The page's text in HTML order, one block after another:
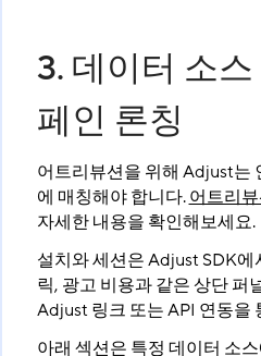
3. 데이터 소
페인 론칭
어트리뷰션을 위해 Adjust는
에 매칭해야 합니다.어트리
자세한 내용을 확인해보세요.
설치와 세션은 Adjust SDK에
릭, 광고 비용과 같은 상단 퍼
Adjust 링크 또는 API 연동을
아래 섹션은 특정 데이터 소